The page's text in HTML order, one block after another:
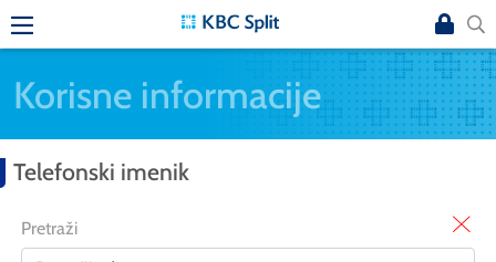
Korisne informacije
Telefonski imenik
Pretraži X